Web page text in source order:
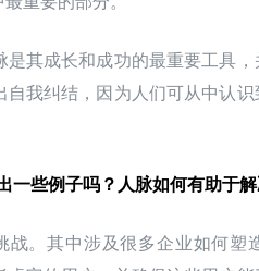
其成长和成功的最重要工具
我纠结，因为人们可从中认
一些例子吗？人脉如何有助于
战。其中涉及很多企业如何塑